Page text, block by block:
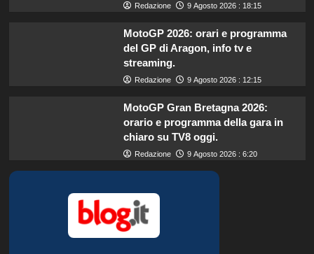
Redazione 9 Agosto 2026 : 18:15
MotoGP 2026: orari e programma
del GP di Aragon, info tv e
streaming.
Redazione 9 Agosto 2026 : 12:15
MotoGP Gran Bretagna 2026:
orario e programma della gara in
chiaro su TV8 oggi.
Redazione 9 Agosto 2026 : 6:20